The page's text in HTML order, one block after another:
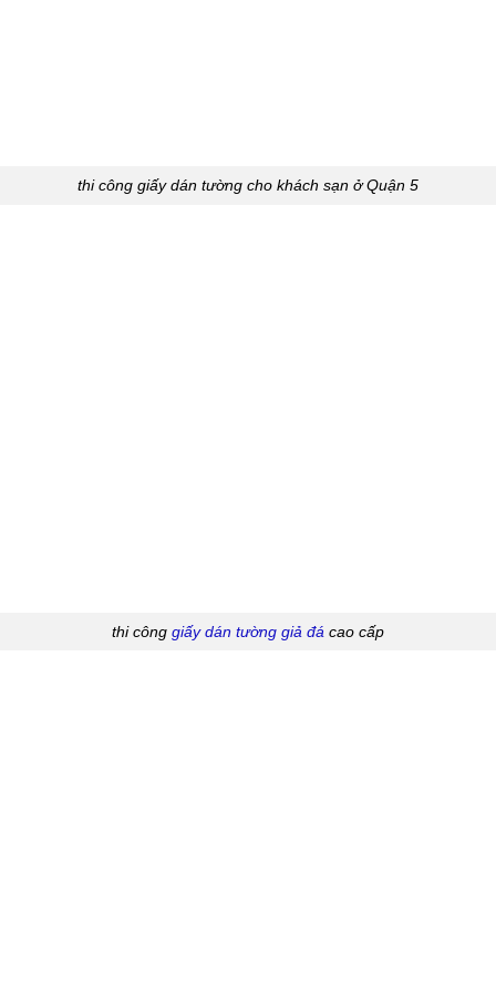
thi công giấy dán tường cho khách sạn ở Quận 5
thi công giấy dán tường giả đá cao cấp